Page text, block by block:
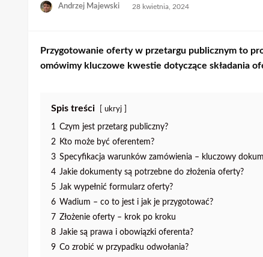
Andrzej Majewski
Opublikowane
28 kwietnia, 2024
Przygotowanie oferty w przetargu publicznym to
omówimy kluczowe kwestie dotyczące składania
Spis treści ukryj
1 Czym jest przetarg publiczny?
2 Kto może być oferentem?
3 Specyfikacja warunków zamówienia – kluczowy
4 Jakie dokumenty są potrzebne do złożenia oferty?
5 Jak wypełnić formularz oferty?
6 Wadium – co to jest i jak je przygotować?
7 Złożenie oferty – krok po kroku
8 Jakie są prawa i obowiązki oferenta?
9 Co zrobić w przypadku odwołania?